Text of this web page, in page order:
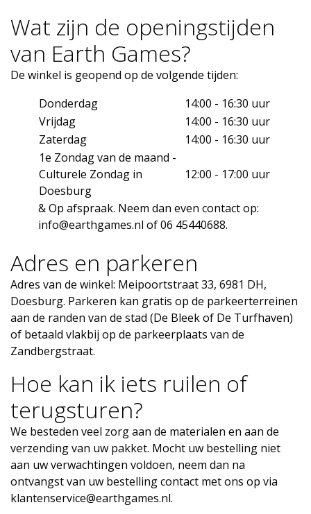
Wat zijn de openingstijden
van Earth Games?
De winkel is geopend op de volgende tijden:
Donderdag
14:00 - 16:30 uur
Vrijdag
14:00 - 16:30 uur
Zaterdag
14:00 - 16:30 uur
1e Zondag van de maand -
Culturele Zondag in
Doesburg
12:00 - 17:00 uur
& Op afspraak. Neem dan even contact op:
info@earthgames.nl of 06 45440688.
Adres en parkeren
Adres van de winkel: Meipoortstraat 33, 6981 DH,
Doesburg. Parkeren kan gratis op de parkeerterreinen
aan de randen van de stad (De Bleek of De Turfhaven)
of betaald vlakbij op de parkeerplaats van de
Zandbergstraat.
Hoe kan ik iets ruilen of
terugsturen?
We besteden veel zorg aan de materialen en aan de
verzending van uw pakket. Mocht uw bestelling niet
aan uw verwachtingen voldoen, neem dan na
ontvangst van uw bestelling contact met ons op via
klantenservice@earthgames.nl.